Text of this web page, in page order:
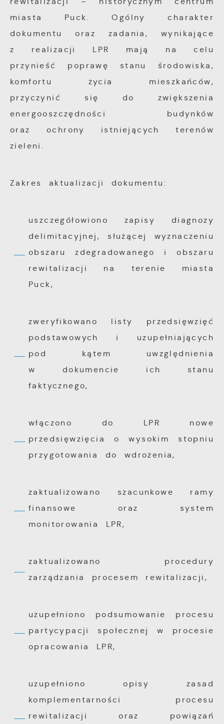
miasta Puck. Ogólny charakter
dokumentu oraz zadania, wynikające
z realizacji LPR mają na celu
przynieść poprawę stanu środowiska,
komfortu życia mieszkańców,
przyczynić się do zwiększenia
energooszczędności budynków
oraz ochrony istniejących terenów
zieleni.
Zakres aktualizacji dokumentu:
uszczegółowiono zapisy diagnozy
delimitacyjnej, służącej wyznaczeniu
obszaru zdegradowanego i obszaru
rewitalizacji na terenie miasta
Puck,
zweryfikowano listy przedsięwzięć
podstawowych i uzupełniających
pod kątem uwzględnienia
w dokumencie ich stanu
faktycznego,
włączono do LPR nowe
przedsięwzięcia o wysokim stopniu
przygotowania do wdrożenia,
zaktualizowano szacunkowe ramy
finansowe oraz system
monitorowania LPR,
zaktualizowano procedury
zarządzania procesem rewitalizacji,
uzupełniono podsumowanie procesu
partycypacji społecznej w procesie
opracowania LPR,
uzupełniono opisy zasad
komplementarności procesu
rewitalizacji oraz powiązań